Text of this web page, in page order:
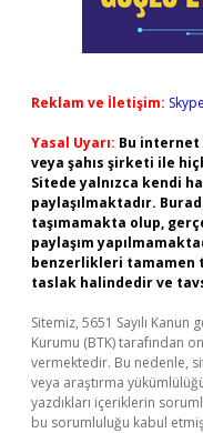
Reklam ve İletişim:
Yasal Uyarı: Bu
veya şahıs şirketi ile
Sitede yalnızca kendi
paylaşılmaktadır.
taşımamakta olup,
paylaşım
benzerlikleri tamamen
taslak halindedir ve
Sitemiz, 5651 Sayılı
Kurumu (BTK) tarafından
vermektedir. Bu nedenle,
veya araştırma
yazdıkları içeriklerin
bu sorumluluğu kabul etmiş